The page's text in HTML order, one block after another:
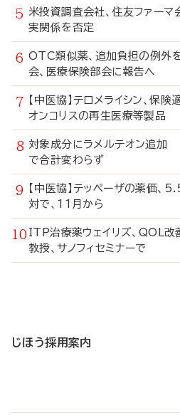
米投資調査会社、住友ファー
実関係を否定
OTC類似薬、追加負担の例
会、医療保険部会に報告へ
【中医協】テロメライシン、
オンコリスの再生医療等製品
対象成分にラメルテオン追加
で合計変わらず
【中医協】テッペーザの薬価
対で、11月から
ITP治療薬ウェイリズ、
教授、サノフィセミナーで
じほう採用案内